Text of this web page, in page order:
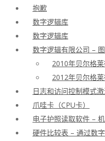
抱歉
数字逻辑库
数字逻辑库
数字逻辑有限公司 –
2010年贝尔格
2012年贝尔格
日志和访问控制模式
爪哇卡（CPU卡）
电子护照读取软件 –
硬件比较表 – 通过数